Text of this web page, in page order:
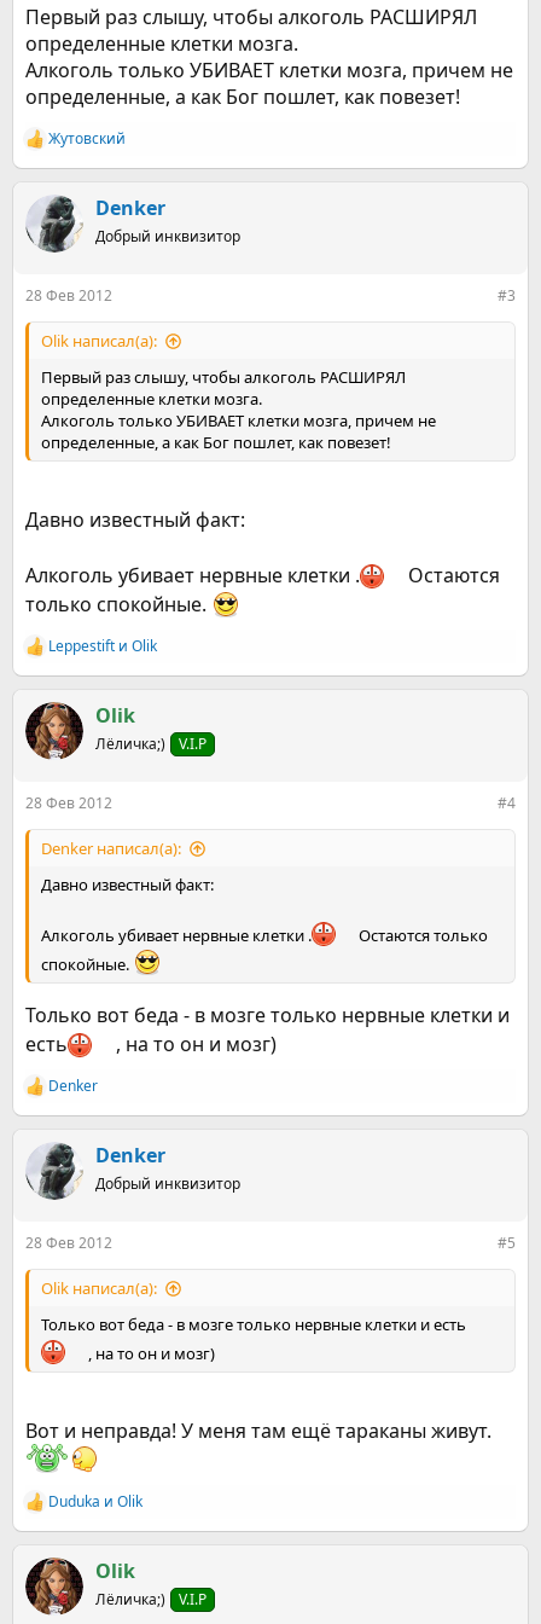
запутаться в сетях Майи. Он пьет для того, чтобы
расширить определенные клетки мозга и тем самым
повысить, а не снизить, осознавание. Алкоголь должен
заострить ваш ум настолько, чтобы проблема, требующая
нескольких часов обдумывания в обычном состоянии,
могла бы быть решена моментально. Это относится и к
другим видам опьяняющих веществ: если вы не можете
http://www.achababa.ru/Aghora.htm
Первый раз слышу, чтобы алкоголь РАСШИРЯЛ
определенные клетки мозга.
Алкоголь только УБИВАЕТ клетки мозга, причем не
определенные, а как Бог пошлет, как повезет!
Р
е
к
ц
и
Жутовский
Denker
Добрый инквизитор
28 Фев 2012 #3
Olik написал(а):
Первый раз слышу, чтобы алкоголь РАСШИРЯЛ
определенные клетки мозга.
Алкоголь только УБИВАЕТ клетки мозга, причем не
определенные, а как Бог пошлет, как повезет!
Давно известный факт:
Алкоголь убивает нервные клетки .
Остаются
только спокойные.
Р
е
к
ц
и
Leppestift и Olik
Olik
Лёличка;) V.I.P
28 Фев 2012 #4
Denker написал(а):
Давно известный факт:
Алкоголь убивает нервные клетки .
Остаются только
спокойные.
Только вот беда - в мозге только нервные клетки и
есть
, на то он и мозг)
Р
е
к
ц
и
Denker
Denker
Добрый инквизитор
28 Фев 2012 #5
Olik написал(а):
Только вот беда - в мозге только нервные клетки и есть
, на то он и мозг)
Вот и неправда! У меня там ещё тараканы живут.
Р
е
к
ц
и
Duduka и Olik
Olik
Лёличка;) V.I.P